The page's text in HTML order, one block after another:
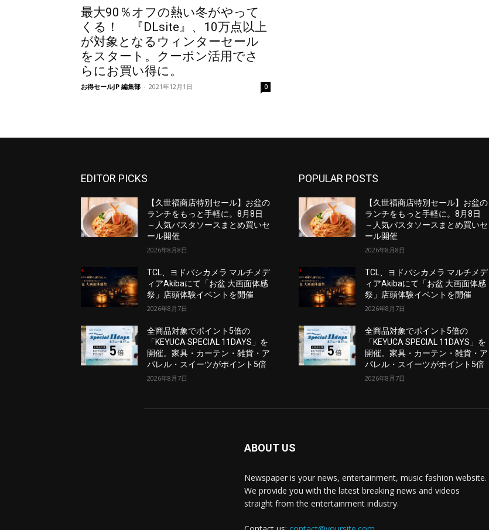
最大90％オフの熱い冬がやって
くる！ 『DLsite』、10万点以上
が対象となるウィンターセール
をスタート。クーポン活用でさ
らにお買い得に。
お得セールJP 編集部 - 2021年12月1日 0
EDITOR PICKS
【久世福商店特別セール】お盆の
ランチをもっと手軽に。8月8日
～人気パスタソースまとめ買いセ
ール開催
2026年8月8日
TCL、ヨドバシカメラ マルチメデ
ィアAkibaにて「お盆 大画面体感
祭」店頭体験イベントを開催
2026年8月7日
全商品対象でポイント5倍の
「KEYUCA SPECIAL 11DAYS」を
開催。家具・カーテン・雑貨・ア
パレル・スイーツがポイント5倍
2026年8月7日
POPULAR POSTS
【久世福商店特別セール】お盆の
ランチをもっと手軽に。8月8日
～人気パスタソースまとめ買いセ
ール開催
2026年8月8日
TCL、ヨドバシカメラ マルチメデ
ィアAkibaにて「お盆 大画面体感
祭」店頭体験イベントを開催
2026年8月7日
全商品対象でポイント5倍の
「KEYUCA SPECIAL 11DAYS」を
開催。家具・カーテン・雑貨・ア
パレル・スイーツがポイント5倍
2026年8月7日
ABOUT US
Newspaper is your news, entertainment, music fashion website.
We provide you with the latest breaking news and videos
straight from the entertainment industry.